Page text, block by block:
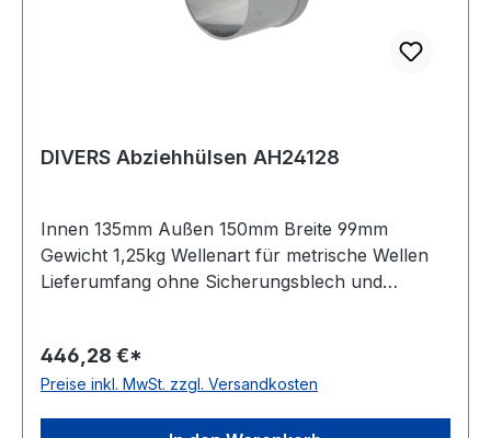
DIVERS Abziehhülsen AH24128
Innen 135mm Außen 150mm Breite 99mm
Gewicht 1,25kg Wellenart für metrische Wellen
Lieferumfang ohne Sicherungsblech und
446,28 €*
Preise inkl. MwSt. zzgl. Versandkosten